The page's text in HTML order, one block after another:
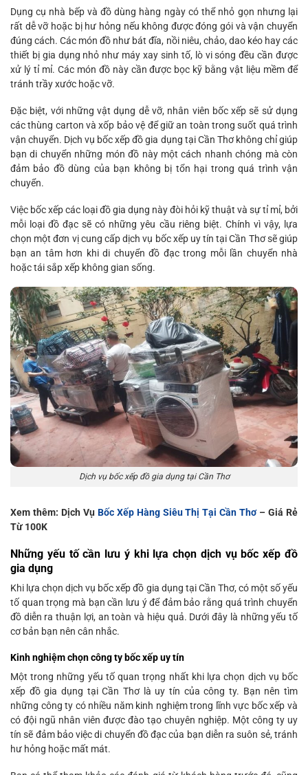
Dụng cụ nhà bếp và đồ dùng hàng ngày có thể nhỏ gọn nhưng lại
rất dễ vỡ hoặc bị hư hỏng nếu không được đóng gói và vận chuyển
đúng cách. Các món đồ như bát đĩa, nồi niêu, chảo, dao kéo hay các
thiết bị gia dụng nhỏ như máy xay sinh tố, lò vi sóng đều cần được
xử lý tỉ mỉ. Các món đồ này cần được bọc kỹ bằng vật liệu mềm để
tránh trầy xước hoặc vỡ.
Đặc biệt, với những vật dụng dễ vỡ, nhân viên bốc xếp sẽ sử dụng
các thùng carton và xốp bảo vệ để giữ an toàn trong suốt quá trình
vận chuyển. Dịch vụ bốc xếp đồ gia dụng tại Cần Thơ không chỉ giúp
bạn di chuyển những món đồ này một cách nhanh chóng mà còn
đảm bảo đồ dùng của bạn không bị tổn hại trong quá trình vận
chuyển.
Việc bốc xếp các loại đồ gia dụng này đòi hỏi kỹ thuật và sự tỉ mỉ, bởi
mỗi loại đồ đạc sẽ có những yêu cầu riêng biệt. Chính vì vậy, lựa
chọn một đơn vị cung cấp dịch vụ bốc xếp uy tín tại Cần Thơ sẽ giúp
bạn an tâm hơn khi di chuyển đồ đạc trong mỗi lần chuyển nhà
hoặc tái sắp xếp không gian sống.
Dịch vụ bốc xếp đồ gia dụng tại Cần Thơ
Xem thêm: Dịch Vụ Bốc Xếp Hàng Siêu Thị Tại Cần Thơ– Giá Rẻ
Từ 100K
Những yếu tố cần lưu ý khi lựa chọn dịch vụ bốc xếp đồ
gia dụng
Khi lựa chọn dịch vụ bốc xếp đồ gia dụng tại Cần Thơ, có một số yếu
tố quan trọng mà bạn cần lưu ý để đảm bảo rằng quá trình chuyển
đồ diễn ra thuận lợi, an toàn và hiệu quả. Dưới đây là những yếu tố
cơ bản bạn nên cân nhắc.
Kinh nghiệm chọn công ty bốc xếp uy tín
Một trong những yếu tố quan trọng nhất khi lựa chọn dịch vụ bốc
xếp đồ gia dụng tại Cần Thơ là uy tín của công ty. Bạn nên tìm
những công ty có nhiều năm kinh nghiệm trong lĩnh vực bốc xếp và
có đội ngũ nhân viên được đào tạo chuyên nghiệp. Một công ty uy
tín sẽ đảm bảo việc di chuyển đồ đạc của bạn diễn ra suôn sẻ, tránh
hư hỏng hoặc mất mát.